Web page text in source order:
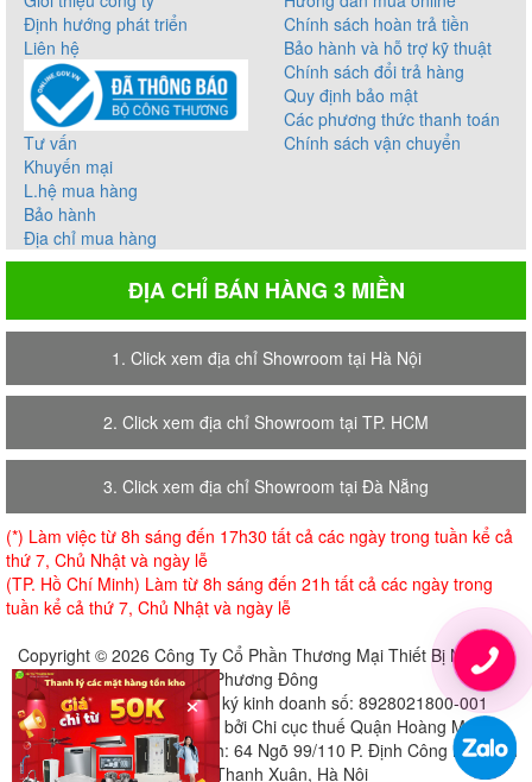
Định hướng phát triển
Liên hệ
Tư vấn
Khuyến mại
L.hệ mua hàng
Bảo hành
Địa chỉ mua hàng
Chính sách hoàn trả tiền
Bảo hành và hỗ trợ kỹ thuật
Chính sách đổi trả hàng
Quy định bảo mật
Các phương thức thanh toán
Chính sách vận chuyển
ĐỊA CHỈ BÁN HÀNG 3 MIỀN
1. Click xem địa chỉ Showroom tại Hà Nội
2. Click xem địa chỉ Showroom tại TP. HCM
3. Click xem địa chỉ Showroom tại Đà Nẵng
(*) Làm việc từ 8h sáng đến 17h30 tất cả các ngày trong tuần kể cả
thứ 7, Chủ Nhật và ngày lễ
(TP. Hồ Chí Minh) Làm từ 8h sáng đến 21h tất cả các ngày trong
tuần kể cả thứ 7, Chủ Nhật và ngày lễ
Copyright © 2026 Công Ty Cổ Phần Thương Mại Thiết Bị Nội Thất
Phương Đông
Giấy chứng nhận đăng ký kinh doanh số: 8928021800-001
Cấp ngày 18-07-2018 bởi Chi cục thuế Quận Hoàng Mai
Địa chỉ đăng ký trụ sở chính: 64 Ngõ 99/110 P. Định Công Hạ, Định
Công, Thanh Xuân, Hà Nội
×